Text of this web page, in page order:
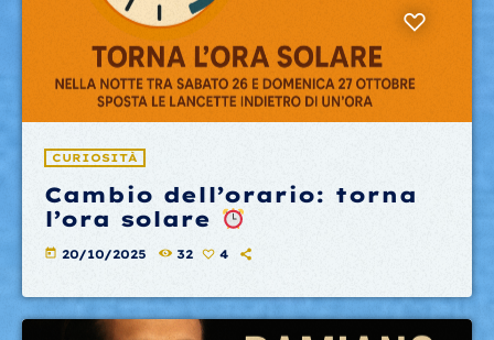
CURIOSITÀ
Cambio dell’orario: torna
l’ora solare
today 20/10/2025 32 4